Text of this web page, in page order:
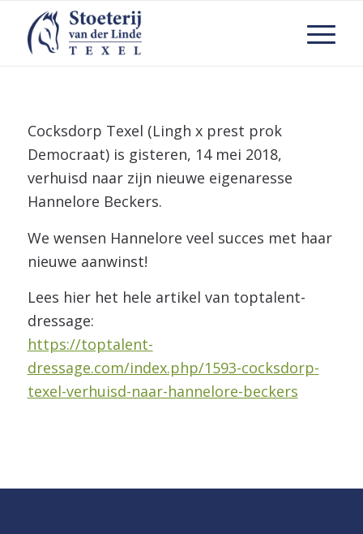
Cocksdorp Texel (Lingh x prest prok
Democraat) is gisteren, 14 mei 2018,
verhuisd naar zijn nieuwe eigenaresse
Hannelore Beckers.
We wensen Hannelore veel succes met haar
nieuwe aanwinst!
Lees hier het hele artikel van toptalent-
dressage:
https://toptalent-
dressage.com/index.php/1593-cocksdorp-
texel-verhuisd-naar-hannelore-beckers